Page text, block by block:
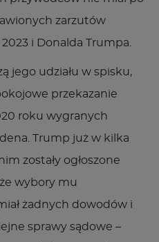
zarzutów
i Donalda Trumpa.
jego udziału w spisku,
przekazanie
roku wygranych
Trump już w kilka
zostały ogłoszone
wybory mu
żadnych dowodów i
sprawy sądowe –